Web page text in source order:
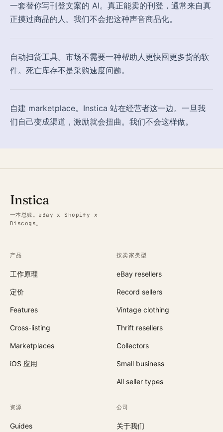
一套替你写刊登文案的 AI。真正能卖的刊登，通常来自真
正摸过商品的人。我们不会把这种声音商品化。
自动扫货工具。市场不需要一种帮助人更快囤更多货的软
件。死亡库存不是采购速度问题。
自建 marketplace。Instica 站在经营者这一边。一旦我
们自己变成渠道，激励就会扭曲。我们不会这样做。
Instica
一本总账。eBay x Shopify x
Discogs。
产品
工作原理
定价
Features
Cross-listing
Marketplaces
iOS 应用
按卖家类型
eBay resellers
Record sellers
Vintage clothing
Thrift resellers
Collectors
Small business
All seller types
资源
Guides
公司
关于我们